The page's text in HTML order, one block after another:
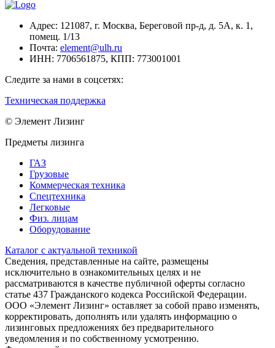
Адрес: 121087, г. Москва, Береговой пр-д, д. 5А, к. 1,
помещ. 1/13
Почта: element@ulh.ru
ИНН: 7706561875, КПП: 773001001
Следите за нами в соцсетях:
Техническая поддержка
© Элемент Лизинг
Предметы лизинга
ГАЗ
Грузовые
Коммерческая техника
Спецтехника
Легковые
Физ. лицам
Оборудование
Каталог с актуальной техникой
Сведения, представленные на сайте, размещены
исключительно в ознакомительных целях и не
рассматриваются в качестве публичной оферты согласно
статье 437 Гражданского кодекса Российской Федерации.
ООО «Элемент Лизинг» оставляет за собой право изменять,
корректировать, дополнять или удалять информацию о
лизинговых предложениях без предварительного
уведомления и по собственному усмотрению.